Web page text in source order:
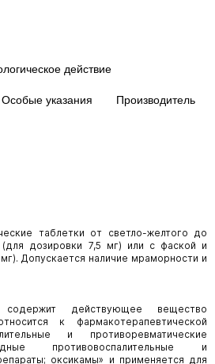
действие
Особые указания Производитель
таблетки от светло-желтого до
дозировки 7,5 мг) или с фаской и
Допускается наличие мраморности и
содержит действующее вещество
к фармакотерапевтической
и противоревматические
противовоспалительные и
оксикамы» и применяется для